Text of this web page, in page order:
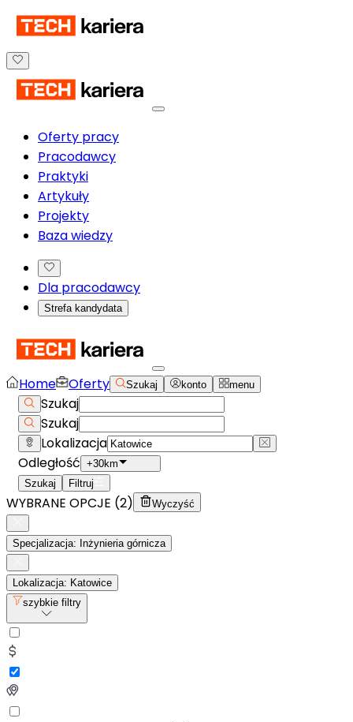
Oferty pracy
Pracodawcy
Praktyki
Artykuły
Projekty
Baza wiedzy
Dla pracodawcy
Strefa kandydata
Home Oferty Szukaj konto menu
Szukaj
Szukaj
Lokalizacja
Odległość +30km
Szukaj
Filtruj
WYBRANE OPCJE (2) Wyczyść
Specjalizacja: Inżynieria górnicza
Lokalizacja: Katowice
szybkie filtry